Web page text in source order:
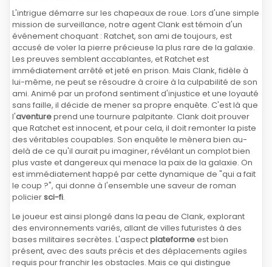
L'intrigue démarre sur les chapeaux de roue. Lors d'une simple
mission de surveillance, notre agent Clank est témoin d'un
événement choquant : Ratchet, son ami de toujours, est
accusé de voler la pierre précieuse la plus rare de la galaxie.
Les preuves semblent accablantes, et Ratchet est
immédiatement arrêté et jeté en prison. Mais Clank, fidèle à
lui-même, ne peut se résoudre à croire à la culpabilité de son
ami. Animé par un profond sentiment d'injustice et une loyauté
sans faille, il décide de mener sa propre enquête. C'est là que
l'aventureprend une tournure palpitante. Clank doit prouver
que Ratchet est innocent, et pour cela, il doit remonter la piste
des véritables coupables. Son enquête le mènera bien au-
delà de ce qu'il aurait pu imaginer, révélant un complot bien
plus vaste et dangereux qui menace la paix de la galaxie. On
est immédiatement happé par cette dynamique de "qui a fait
le coup ?", qui donne à l'ensemble une saveur de roman
policiersci-fi.
Le joueur est ainsi plongé dans la peau de Clank, explorant
des environnements variés, allant de villes futuristes à des
bases militaires secrètes. L'aspectplateformeest bien
présent, avec des sauts précis et des déplacements agiles
requis pour franchir les obstacles. Mais ce qui distingue